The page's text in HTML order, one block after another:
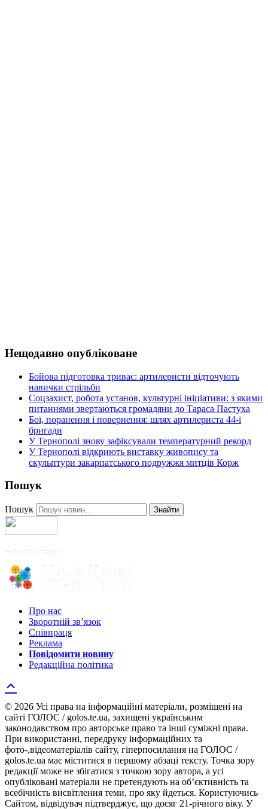
Нещодавно опубліковане
Бойова підготовка триває: артилеристи відточують
навички стрільби
Соцзахист, робота установ, культурні ініціативи: з якими
питаннями звертаються громадяни до Тараса Пастуха
Бої, поранення і повернення: шлях артилериста 44-ї
бригади
У Тернополі знову зафіксували температурний рекорд
У Тернополі відкриють виставку живопису та
скульптури закарпатського подружжя митців Корж
Пошук
Пошук Знайти
Про нас
Зворотній зв’язок
Співпраця
Реклама
Повідомити новину
Редакційна політика
© 2026 Усі права на інформаційні матеріали, розміщені на
сайті ГОЛОС / golos.te.ua, захищені українським
законодавством про авторське право та інші суміжні права.
При використанні, передруку інформаційних та
фото-,відеоматеріалів сайту, гіперпосилання на ГОЛОС /
golos.te.ua має міститися в першому абзаці тексту. Точка зору
редакції може не збігатися з точкою зору автора, а усі
опубліковані матеріали не претендують на об’єктивність та
всебічність висвітлення теми, про яку йдеться. Користуючись
Сайтом, відвідувач підтверджує, що досяг 21-річного віку. У